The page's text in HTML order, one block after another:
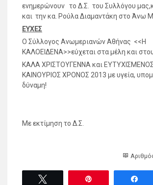
ενημερώνουν το Δ.Σ. του Συλλόγου
και την κα. Ρούλα Διαμαντάκη στο Άνω
EYXEΣ
Ο Σύλλογος Ανωμεριανών Αθήνας <<Η
ΚΑΛΟΕΙΔΕΝΑ>>εύχεται στα μέλη και
ΚΑΛΑ ΧΡΙΣΤΟΥΓΕΝΝΑ και
ΚΑΙΝΟΥΡΙΟΣ ΧΡΟΝΟΣ 2013 με υγεία,
δύναμη!
Με εκτίμηση το Δ.Σ.